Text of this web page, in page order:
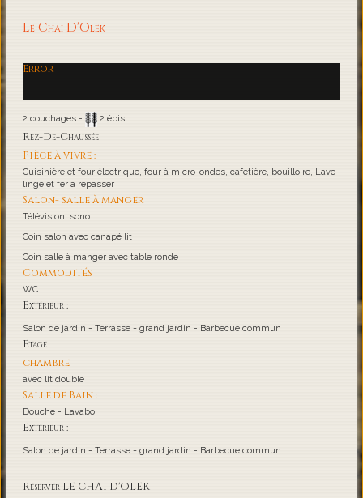
Le Chai D'Olek
Error
2 couchages - 2 épis
Rez-De-Chaussée
Pièce à vivre :
Cuisinière et four électrique, four à micro-ondes, cafetière, bouilloire, Lave
linge et fer à repasser
Salon- salle à manger
Télévision, sono.
Coin salon avec canapé lit
Coin salle à manger avec table ronde
Commodités
WC
Extérieur :
Salon de jardin - Terrasse + grand jardin - Barbecue commun
Etage
chambre
avec lit double
Salle de Bain :
Douche - Lavabo
Extérieur :
Salon de jardin - Terrasse + grand jardin - Barbecue commun
Réserver LE CHAI D'OLEK